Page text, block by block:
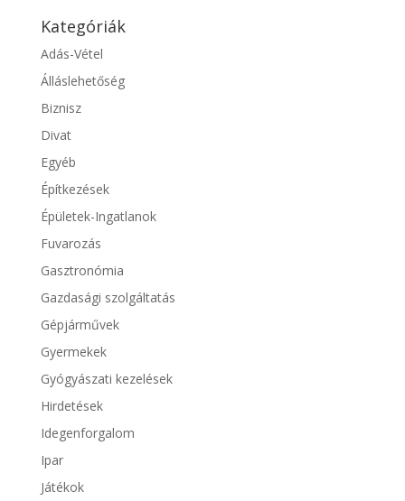
Kategóriák
Adás-Vétel
Álláslehetőség
Biznisz
Divat
Egyéb
Építkezések
Épületek-Ingatlanok
Fuvarozás
Gasztronómia
Gazdasági szolgáltatás
Gépjárművek
Gyermekek
Gyógyászati kezelések
Hirdetések
Idegenforgalom
Ipar
Játékok